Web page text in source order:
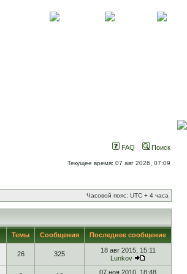
FAQ Поиск
Текущее время: 07 авг 2026, 07:09
Часовой пояс: UTC + 4 часа
Темы Сообщения Последнее сообщение
26 325
18 авг 2015, 15:11
Lunkov
07 ноя 2010, 18:48